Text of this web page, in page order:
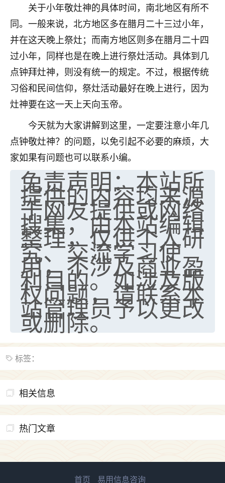
关于小年敬灶神的具体时间，南北地区有所不
同。一般来说，北方地区多在腊月二十三过小年，
并在这天晚上祭灶；而南方地区则多在腊月二十四
过小年，同样也是在晚上进行祭灶活动。具体到几
点钟拜灶神，则没有统一的规定。不过，根据传统
习俗和民间信仰，祭灶活动最好在晚上进行，因为
灶神要在这一天上天向玉帝。
今天就为大家讲解到这里，一定要注意小年几
点钟敬灶神？的问题，以免引起不必要的麻烦，大
家如果有问题也可以联系小编。
免责声明：本站所
提供的内容均来源
于网友提供或网络
搜集，由本站编辑
整理，仅供个人研
究、交流学习使
用，不涉及商业盈
利目的。如涉及版
权问题，请联系本
站管理员予以更改
或删除。
标签：
相关信息
热门文章
老师做不做超度法事？我想给我奶奶做超度，她今年
刚去世了。
七零老顽童：我母亲前年离世，刚开始我经常
做梦梦见她，后来也是朋友介绍，找到慧来老
师，安排了超度法事，做梦再也没有梦到过
了，一开始是半信半疑的，图个心安，给亡母
超度，现在看来，人不信也不行。
优秀的张同学
老师收徒吗？？我对这些很感兴趣
2天前 来自山西
首页 易用信息咨询